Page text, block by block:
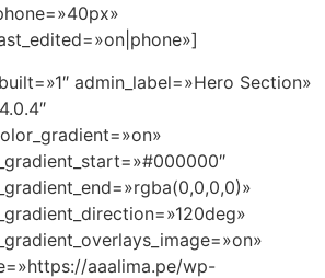
admin_label=»Hero Section»
aaalima.pe/wp-